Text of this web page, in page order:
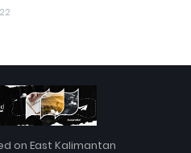
on East Kalimantan